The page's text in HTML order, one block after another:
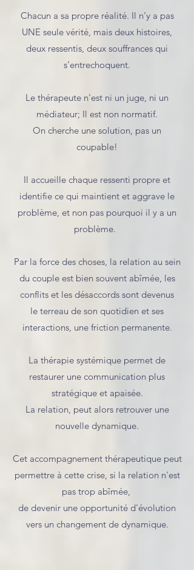
Chacun a sa propre réalité. Il n’y a pas
UNE seule vérité, mais deux histoires,
deux ressentis, deux souffrances qui
s’entrechoquent.
Le thérapeute n'est ni un juge, ni un
médiateur; Il est non normatif.
On cherche une solution, pas un
coupable!
Il accueille chaque ressenti propre et
identifie ce qui maintient et aggrave le
problème, et non pas pourquoi il y a un
problème.
Par la force des choses, la relation au sein
du couple est bien souvent abîmée, les
conflits et les désaccords sont devenus
le terreau de son quotidien et ses
interactions, une friction permanente.
La thérapie systémique permet de
restaurer une communication plus
stratégique et apaisée.
La relation, peut alors retrouver une
nouvelle dynamique.
Cet accompagnement thérapeutique peut
permettre à cette crise, si la relation n'est
pas trop abîmée,
de devenir une opportunité d'évolution
vers un changement de dynamique.